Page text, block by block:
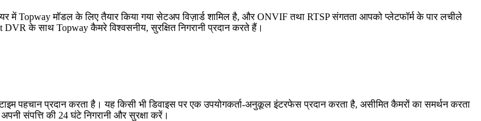
में Topway मॉडल के लिए तैयार किया गया सेटअप विज़ार्ड शामिल है, और ONVIF तथा RTSP संगतता आपको प्लेटफॉर्म के पार लचीले
के साथ Topway कैमरे विश्वसनीय, सुरक्षित निगरानी प्रदान करते हैं।
पहचान प्रदान करता है। यह किसी भी डिवाइस पर एक उपयोगकर्ता-अनुकूल इंटरफेस प्रदान करता है, असीमित कैमरों का समर्थन करता
संपत्ति की 24 घंटे निगरानी और सुरक्षा करें।